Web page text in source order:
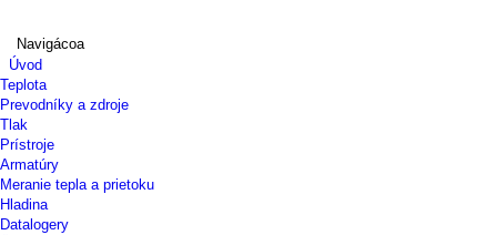
Navigácoa
Úvod
Teplota
Prevodníky a zdroje
Tlak
Prístroje
Armatúry
Meranie tepla a prietoku
Hladina
Datalogery